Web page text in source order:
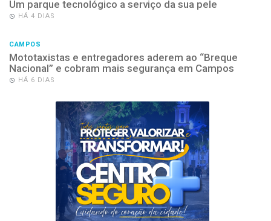
Um parque tecnológico a serviço da sua pele
HÁ 4 DIAS
CAMPOS
Mototaxistas e entregadores aderem ao “Breque
Nacional” e cobram mais segurança em Campos
HÁ 6 DIAS